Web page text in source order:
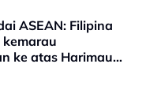
ASEAN: Filipina
ke atas Harimau